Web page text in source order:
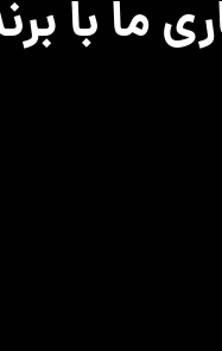
ما با